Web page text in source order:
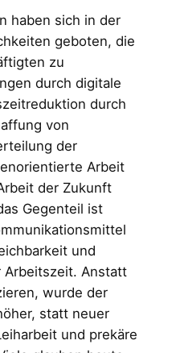
haben sich in der
geboten, die
zu
durch digitale
durch
von
der
Arbeit
der Zukunft
Gegenteil ist
und
Arbeitszeit. Anstatt
wurde der
statt neuer
und prekäre